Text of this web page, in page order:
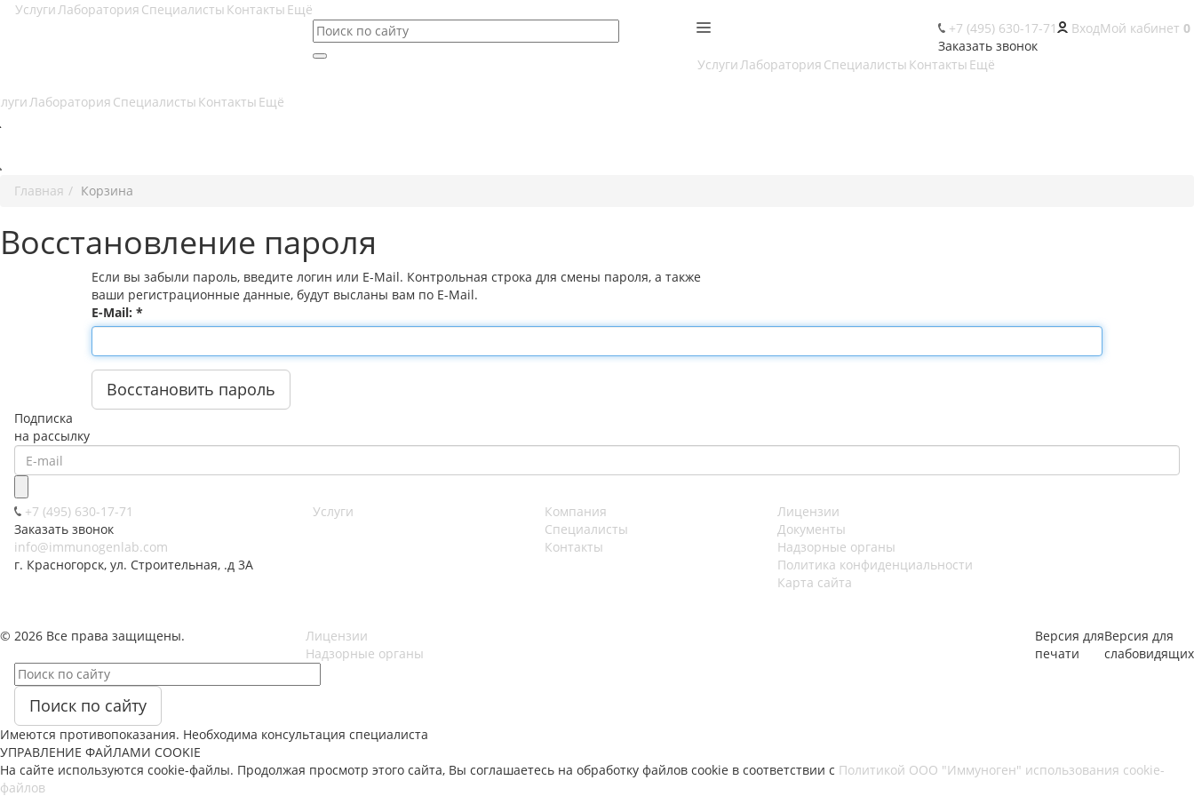
УслугиЛаборатория Специалисты Контакты Ещё
0
ВходМой кабинет
+7 (495) 630-17-71
Заказать звонок
УслугиЛаборатория Специалисты Контакты Ещё
Лаборатория Специалисты Контакты Ещё
Главная Корзина
Восстановление пароля
Если вы забыли пароль, введите логин или E-Mail. Контрольная строка для смены пароля, а также
ваши регистрационные данные, будут высланы вам по E-Mail.
E-Mail: *
Восстановить пароль
Подписка
на рассылку
+7 (495) 630-17-71
Заказать звонок
info@immunogenlab.com
г. Красногорск, ул. Строительная, .д 3А
Услуги
Компания
Специалисты
Контакты
Лицензии
Документы
Надзорные органы
Политика конфиденциальности
Карта сайта
© 2026 Все права защищены.
Версия для
слабовидящих
Версия для
печати
Лицензии
Надзорные органы
Поиск по сайту
Имеются противопоказания. Необходима консультация специалиста
УПРАВЛЕНИЕ ФАЙЛАМИ COOKIE
На сайте используются cookie-файлы. Продолжая просмотр этого сайта, Вы соглашаетесь на обработку файлов cookie в соответствии с Политикой ООО "Иммуноген" использования cookie-
файлов